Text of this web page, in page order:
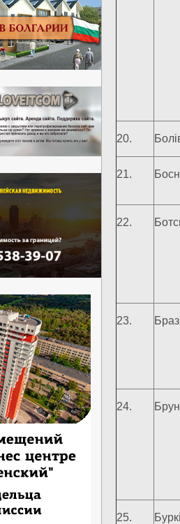
20.
21.
22.
23.
24.
25.